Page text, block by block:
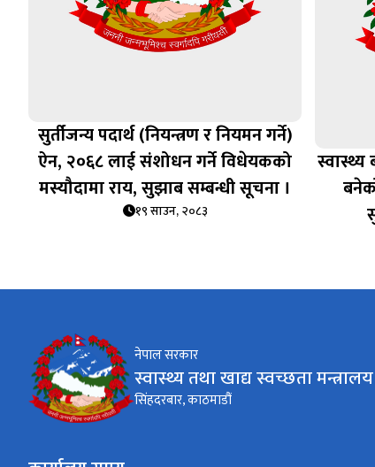
सुर्तीजन्य पदार्थ (नियन्त्रण र नियमन गर्ने)
ऐन, २०६८ लाई संशोधन गर्ने विधेयकको
मस्यौदामा राय, सुझाब सम्बन्धी सूचना ।
१९ साउन, २०८३
नेपाल सरकार
स्वास्थ्य तथा खाद्य स्वच्छता मन्त्रालय
सिंहदरबार, काठमाडौं